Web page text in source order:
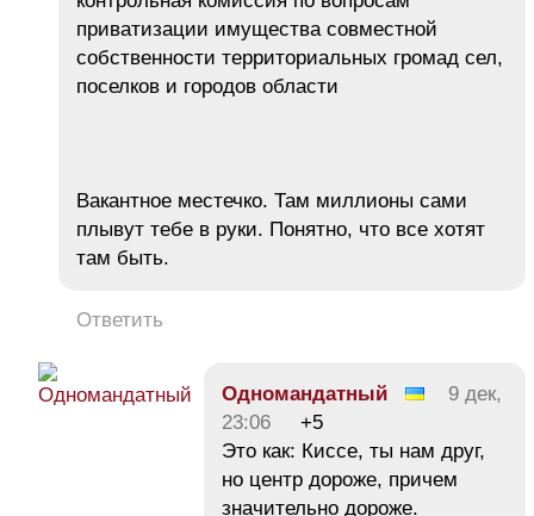
приватизации имущества совместной
собственности территориальных громад сел,
поселков и городов области
Вакантное местечко. Там миллионы сами
плывут тебе в руки. Понятно, что все хотят
там быть.
Ответить
Одномандатный
9 дек,
23:06
+5
Это как: Киссе, ты нам друг,
но центр дороже, причем
значительно дороже.